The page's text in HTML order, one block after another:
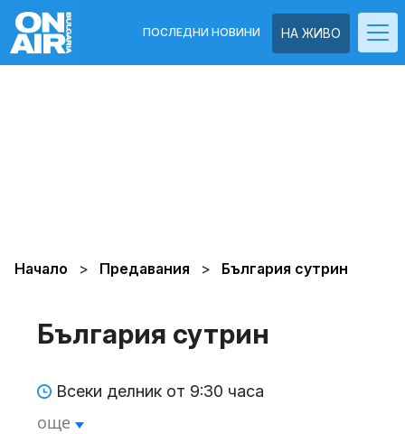
НА ЖИВО
ПОСЛЕДНИ НОВИНИ
Начало Предавания България сутрин
България сутрин
Всеки делник от 9:30 часа
още